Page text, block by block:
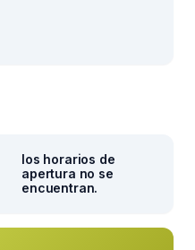
los horarios de
apertura no se
encuentran.